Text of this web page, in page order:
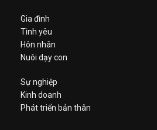
Gia đình
Tình yêu
Hôn nhân
Nuôi dạy con
Sự nghiệp
Kinh doanh
Phát triển bản thân